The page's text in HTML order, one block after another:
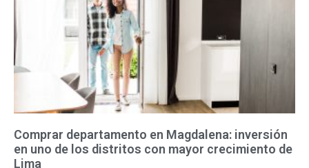
Comprar departamento en Magdalena: inversión
en uno de los distritos con mayor crecimiento de
Lima